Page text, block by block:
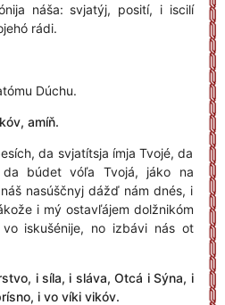
náša: svjatýj, posití, i iscilí
rádi.
Dúchu.
amíň.
da svjatítsja ímja Tvojé, da
da búdet vóľa Tvojá, jáko na
nasúščnyj dážď nám dnés, i
i mý ostavľájem dolžnikóm
iskušénije, no izbávi nás ot
i síla, i sláva, Otcá i Sýna, i
i vo víki vikóv.